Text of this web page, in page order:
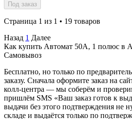
Под заказ
Страница 1 из 1 • 19 товаров
Назад 1 Далее
Как купить Автомат 50А, 1 полюс в
Самовывоз
Бесплатно, но только по
заказу. Сначала оформите заказ на
колл-центра — мы соберём и
пришлём SMS «Ваш заказ готов к
выдачи без этого подтверждения не
складе и выдаётся только по